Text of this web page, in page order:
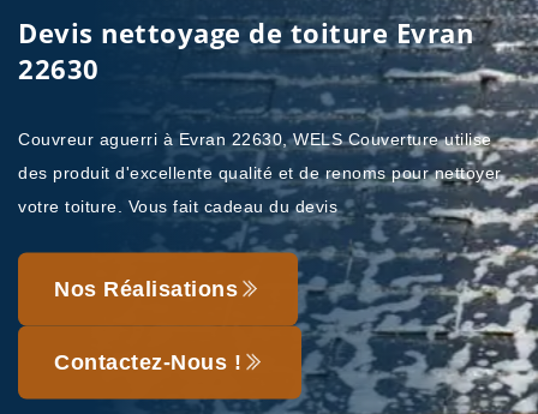
Devis nettoyage de toiture Evran
22630
Couvreur aguerri à Evran 22630, WELS Couverture utilise
des produit d'excellente qualité et de renoms pour nettoyer
votre toiture. Vous fait cadeau du devis
Nos Réalisations
Contactez-Nous !